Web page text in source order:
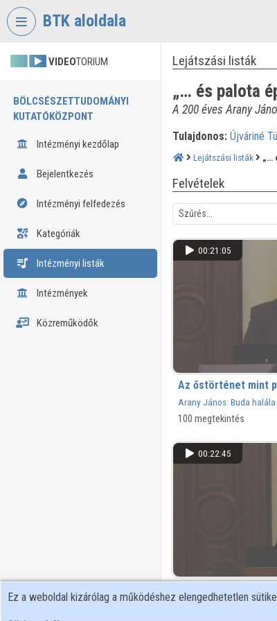
Fejléc kihagyása
BTK aloldala
VIDEOTORIUM
BÖLCSÉSZETTUDOMÁNYI
KUTATÓKÖZPONT
Intézményi kezdőlap
Bejelentkezés
Intézményi felfedezés
Kategóriák
Intézményi listák
Intézmények
Közreműködők
Lejátszási listák
„… és palota
A 200 éves Arany
Tulajdonos: Újváriné
Lejátszási listák „…
Felvételek
00:21:05
Az őstörténet mint
Arany János: Buda halála
100 megtekintés
00:22:45
Ez a weboldal kizárólag a működéshez elengedhetetlen